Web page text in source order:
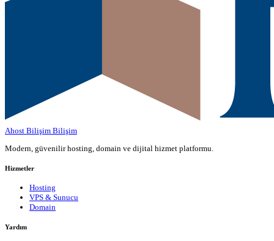
Ahost Bilişim Bilişim
Modern, güvenilir hosting, domain ve dijital hizmet platformu.
Hizmetler
Hosting
VPS & Sunucu
Domain
Yardım